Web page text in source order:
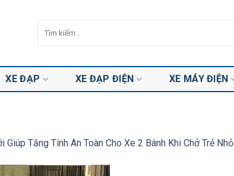
kiếm:
XE ĐẠP XE ĐẠP ĐIỆN XE MÁY ĐIỆN
Giúp Tăng Tính An Toàn Cho Xe 2 Bánh Khi Chở Trẻ Nhỏ